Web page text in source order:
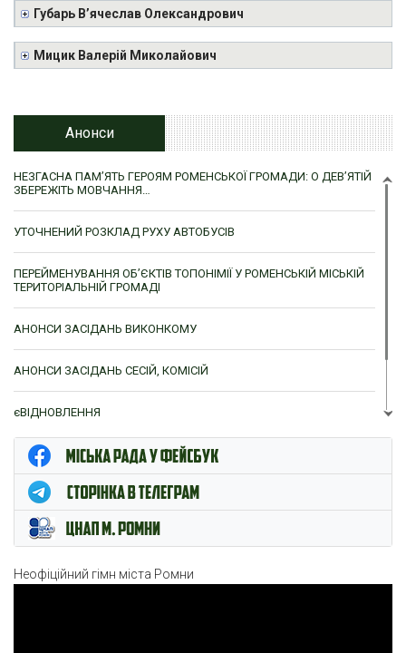
Губарь В’ячеслав Олександрович
Мицик Валерій Миколайович
Анонси
НЕЗГАСНА ПАМ’ЯТЬ ГЕРОЯМ РОМЕНСЬКОЇ ГРОМАДИ: О ДЕВ’ЯТІЙ
ЗБЕРЕЖІТЬ МОВЧАННЯ…
УТОЧНЕНИЙ РОЗКЛАД РУХУ АВТОБУСІВ
ПЕРЕЙМЕНУВАННЯ ОБ’ЄКТІВ ТОПОНІМІЇ У РОМЕНСЬКІЙ МІСЬКІЙ
ТЕРИТОРІАЛЬНІЙ ГРОМАДІ
АНОНСИ ЗАСІДАНЬ ВИКОНКОМУ
АНОНСИ ЗАСІДАНЬ СЕСІЙ, КОМІСІЙ
єВІДНОВЛЕННЯ
ЦНАП м. Ромни
Неофіційний гімн міста Ромни